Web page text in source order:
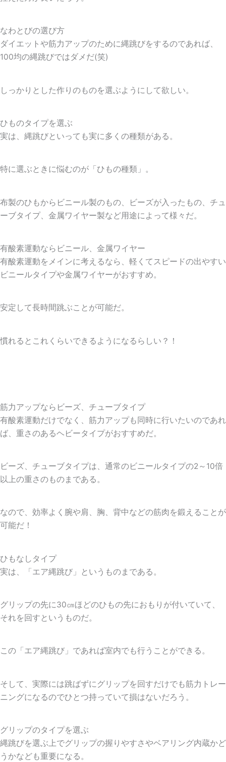
なわとびの選び方
ダイエットや筋力アップのために縄跳びをするのであれば、
100均の縄跳びではダメだ(笑)
しっかりとした作りのものを選ぶようにして欲しい。
ひものタイプを選ぶ
実は、縄跳びといっても実に多くの種類がある。
特に選ぶときに悩むのが「ひもの種類」。
布製のひもからビニール製のもの、ビーズが入ったもの、チュ
ーブタイプ、金属ワイヤー製など用途によって様々だ。
有酸素運動ならビニール、金属ワイヤー
有酸素運動をメインに考えるなら、軽くてスピードの出やすい
ビニールタイプや金属ワイヤーがおすすめ。
安定して長時間跳ぶことが可能だ。
慣れるとこれくらいできるようになるらしい？！
筋力アップならビーズ、チューブタイプ
有酸素運動だけでなく、筋力アップも同時に行いたいのであれ
ば、重さのあるヘビータイプがおすすめだ。
ビーズ、チューブタイプは、通常のビニールタイプの2～10倍
以上の重さのものまである。
なので、効率よく腕や肩、胸、背中などの筋肉を鍛えることが
可能だ！
ひもなしタイプ
実は、「エア縄跳び」というものまである。
グリップの先に30㎝ほどのひもの先におもりが付いていて、
それを回すというものだ。
この「エア縄跳び」であれば室内でも行うことができる。
そして、実際には跳ばずにグリップを回すだけでも筋力トレー
ニングになるのでひとつ持っていて損はないだろう。
グリップのタイプを選ぶ
縄跳びを選ぶ上でグリップの握りやすさやベアリング内蔵かど
うかなども重要になる。